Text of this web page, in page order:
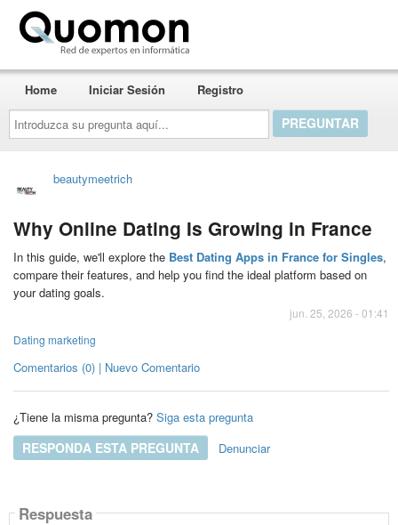
Introduzca
su
pregunta
aquí...
Home Iniciar Sesión Registro
beautymeetrich
Why Online Dating Is Growing in France
In this guide, we'll explore the Best Dating Apps in France for Singles,
compare their features, and help you find the ideal platform based on
your dating goals.
jun. 25, 2026 - 01:41
Dating marketing
Comentarios (0) | Nuevo Comentario
¿Tiene la misma pregunta? Siga esta pregunta
RESPONDA ESTA PREGUNTA Denunciar
Respuesta